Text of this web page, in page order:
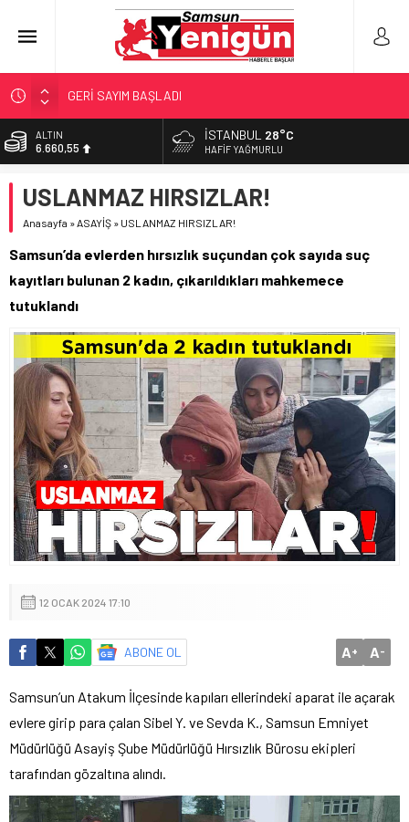
GERİ SAYIM BAŞLADI
SAMSUNSPOR’DA HEDEF 5’İNCİLİK!
‘BAFRA’YA YATIRIM YAPIN!’
YÖNETİCİ SEÇERKEN YAPILAN EN BÜYÜK HATALAR
ALTIN
6.660,55
13.779,39
DOLAR
55,1881
İSTANBUL 28°C
HAFIF YAĞMURLU
USLANMAZ HIRSIZLAR!
Anasayfa »ASAYİŞ » USLANMAZ HIRSIZLAR!
Samsun’da evlerden hırsızlık suçundan çok sayıda suç
kayıtları bulunan 2 kadın, çıkarıldıkları mahkemece
tutuklandı
12 OCAK 2024 17:10
ABONE OL A+ A-
Samsun’un Atakum İlçesinde kapıları ellerindeki aparat ile açarak
evlere girip para çalan Sibel Y. ve Sevda K., Samsun Emniyet
Müdürlüğü Asayiş Şube Müdürlüğü Hırsızlık Bürosu ekipleri
tarafından gözaltına alındı.